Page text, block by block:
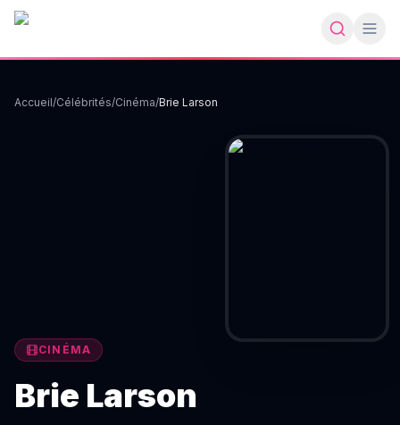
Accueil/Célébrités/Cinéma/Brie Larson
CINÉMA
Brie Larson